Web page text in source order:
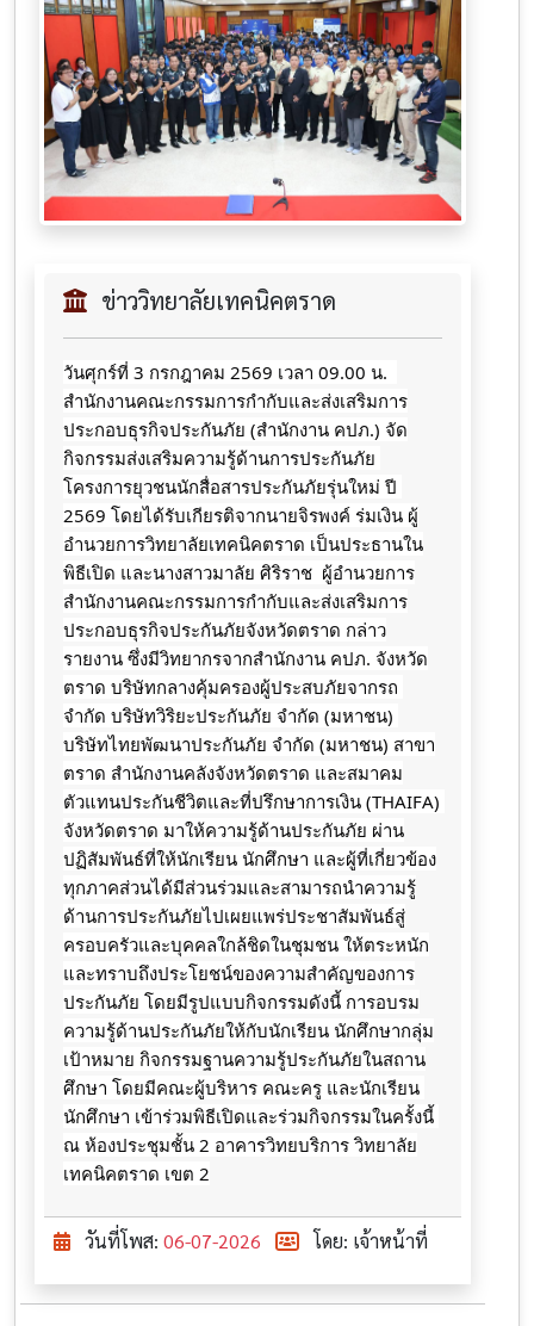
ข่าววิทยาลัยเทคนิคตราด
วันศุกร์ที่ 3 กรกฎาคม 2569 เวลา 09.00 น.
สำนักงานคณะกรรมการกำกับและส่งเสริมการ
ประกอบธุรกิจประกันภัย (สำนักงาน คปภ.) จัด
กิจกรรมส่งเสริมความรู้ด้านการประกันภัย
โครงการยุวชนนักสื่อสารประกันภัยรุ่นใหม่ ปี
2569 โดยได้รับเกียรติจากนายจิรพงค์ ร่มเงิน ผู้
อำนวยการวิทยาลัยเทคนิคตราด เป็นประธานใน
พิธีเปิด และนางสาวมาลัย​ ศิริราช​  ผู้อำนวยการ
สำนักงานคณะกรรมการ​กำกับ​และส่งเสริม​การ
ประกอบธุรกิจ​ประกันภัย​จังหวัด​ตราด​ กล่าว
รายงาน ซึ่งมีวิทยากรจากสำนักงาน คปภ. จังหวัด
ตราด บริษัทกลางคุ้มครองผู้ประสบภัยจากรถ
จำกัด บริษัทวิริยะประกันภัย จำกัด (มหาชน)
บริษัทไทยพัฒนาประกันภัย จำกัด (มหาชน) สาขา
ตราด สำนักงานคลังจังหวัดตราด และสมาคม
ตัวแทนประกันชีวิตและที่ปรึกษาการเงิน (THAIFA)
จังหวัดตราด มาให้ความรู้ด้านประกันภัย ผ่าน
ปฏิสัมพันธ์ที่ให้นักเรียน นักศึกษา และผู้ที่เกี่ยวข้อง
ทุกภาคส่วนได้มีส่วนร่วมและสามารถนำความรู้
ด้านการประกันภัยไปเผยแพร่ประชาสัมพันธ์สู่
ครอบครัวและบุคคลใกล้ชิดในชุมชน ให้ตระหนัก
และทราบถึงประโยชน์ของความสำคัญของการ
ประกันภัย โดยมีรูปแบบกิจกรรมดังนี้ การอบรม
ความรู้ด้านประกันภัยให้กับนักเรียน นักศึกษากลุ่ม
เป้าหมาย กิจกรรมฐานความรู้ประกันภัยในสถาน
ศึกษา โดยมีคณะผู้บริหาร คณะครู และนักเรียน
นักศึกษา เข้าร่วมพิธีเปิดและร่วมกิจกรรมในครั้งนี้
ณ ห้องประชุมชั้น 2 อาคารวิทยบริการ วิทยาลัย
เทคนิคตราด เขต 2
วันที่โพส: 06-07-2026 โดย: เจ้าหน้าที่